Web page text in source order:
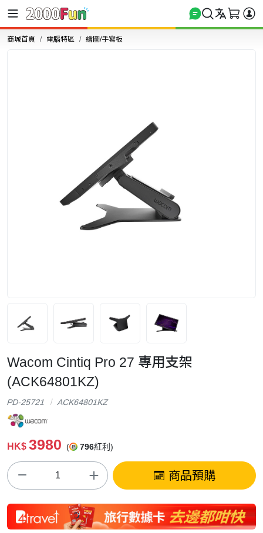
商城首頁 電腦特區 繪圖/手寫板
Wacom Cintiq Pro 27 專用支架
(ACK64801KZ)
PD-25721 ACK64801KZ
HK$ 3980 ( 796紅利)
商品預購